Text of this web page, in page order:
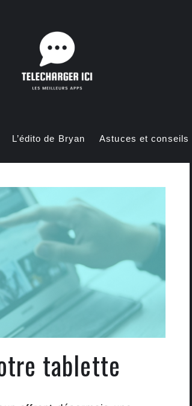
L’édito de Bryan Astuces et conseils
tablette